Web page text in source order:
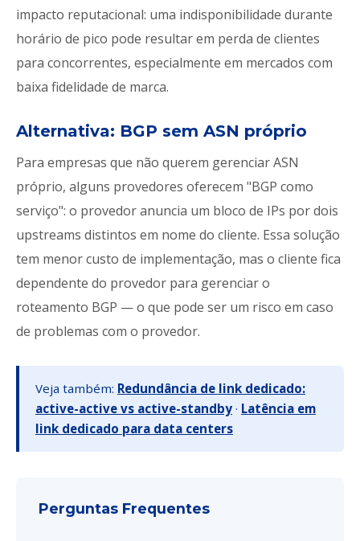
impacto reputacional: uma indisponibilidade durante
horário de pico pode resultar em perda de clientes
para concorrentes, especialmente em mercados com
baixa fidelidade de marca.
Alternativa: BGP sem ASN próprio
Para empresas que não querem gerenciar ASN
próprio, alguns provedores oferecem "BGP como
serviço": o provedor anuncia um bloco de IPs por dois
upstreams distintos em nome do cliente. Essa solução
tem menor custo de implementação, mas o cliente fica
dependente do provedor para gerenciar o
roteamento BGP — o que pode ser um risco em caso
de problemas com o provedor.
Veja também: Redundância de link dedicado:
active-active vs active-standby · Latência em
link dedicado para data centers
Perguntas Frequentes